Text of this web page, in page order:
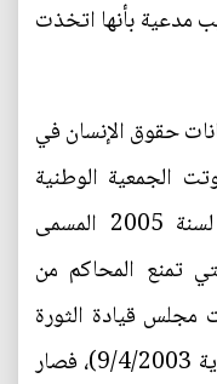
مدعية بأنها اتخذت
تخطت ضمانات حقوق الإنسان في
الجمعية الوطنية
العراقية على القانون رقم (17) لسنة 2005 المسمى
تمنع المحاكم من
قيادة الثورة
المنحل للفترة من (17/7/1969 لغاية 9/4/2003)، فصار